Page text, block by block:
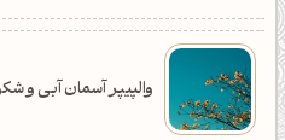
والپیپر آسمان آبی و